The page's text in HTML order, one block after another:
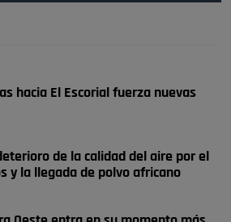
| El comisario de la …
hacia El Escorial fuerza nuevas
de la calidad del aire por el
y la llegada de polvo africano